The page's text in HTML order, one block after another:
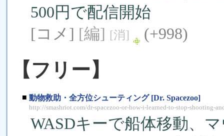
500円で配信開始
[コメ] [編] [消] (+998)
【フリー】
■ 動物救助・全方位シューティング [Dr. Spacezoo]
http://smashriot.com/dr-spacezoo-or-how-i-learned-to-stop-shooting-
WASDキーで船体移動、